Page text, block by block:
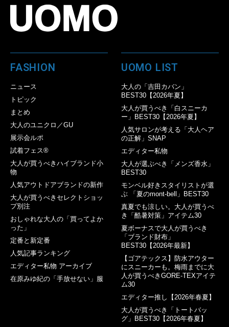
FASHION
ニュース
トピック
まとめ
大人のユニクロ／GU
展示会ルポ
試着フェス®︎
大人が買うべきハイブランド小
物
人気アウトドアブランドの新作
大人が買うべきセレクトショッ
プ別注
おしゃれな大人の「買ってよか
った」
定番と新定番
人気記事ランキング
エディター私物 アーカイブ
在原みゆ紀の「手放せない」服
UOMO LIST
大人の「吉田カバン」
BEST30【2026年夏】
大人が買うべき「白スニーカ
ー」BEST30【2026年夏】
人気サロンが考える「大人ヘア
の正解」SNAP
エディター私物
大人が選ぶべき「メンズ香水」
BEST30
モンベル好きスタイリストが選
ぶ 「夏のmont-bell」BEST30
真夏でも涼しい。大人が買うべ
き「酷暑対策」アイテム30
夏ボーナスで大人が買うべき
「ブランド財布」
BEST30【2026年最新】
【ゴアテックス】防水アウター
にスニーカーも。梅雨までに大
人が買うべきGORE-TEXアイテ
ム30
エディター推し【2026年春夏】
大人が買うべき「トートバッ
グ」BEST30【2026年春夏】